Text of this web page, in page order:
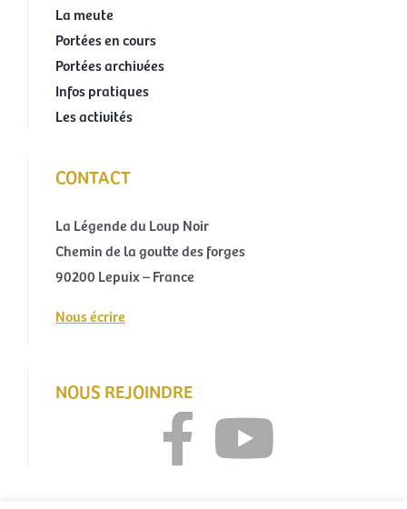
La meute
Portées en cours
Portées archivées
Infos pratiques
Les activités
CONTACT
La Légende du Loup Noir
Chemin de la goutte des forges
90200 Lepuix – France
Nous écrire
NOUS REJOINDRE